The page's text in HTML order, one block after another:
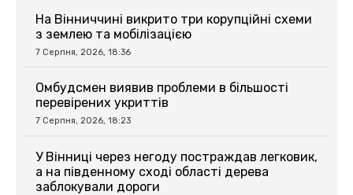
На Вінниччині викрито три корупційні схеми
з землею та мобілізацією
7 Серпня, 2026, 18:36
Омбудсмен виявив проблеми в більшості
перевірених укриттів
7 Серпня, 2026, 18:23
У Вінниці через негоду постраждав легковик,
а на південному сході області дерева
заблокували дороги